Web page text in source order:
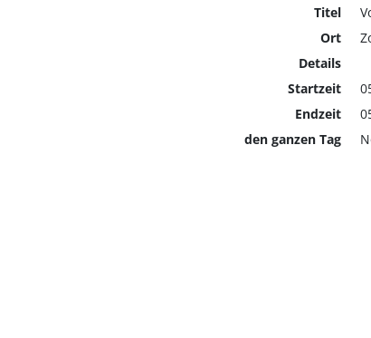
Titel
Ort
Details
Startzeit
Endzeit
den ganzen Tag